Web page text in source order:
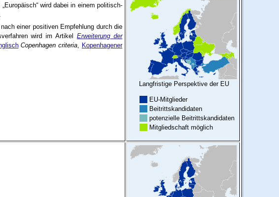
wird dabei in einem politisch-
einer positiven Empfehlung durch die
wird im ArtikelErweiterung der
Copenhagen criteria, Kopenhagener
Langfristige Perspektive der EU
EU-Mitglieder
Beitrittskandidaten
potenzielle Beitrittskandidaten
Mitgliedschaft möglich